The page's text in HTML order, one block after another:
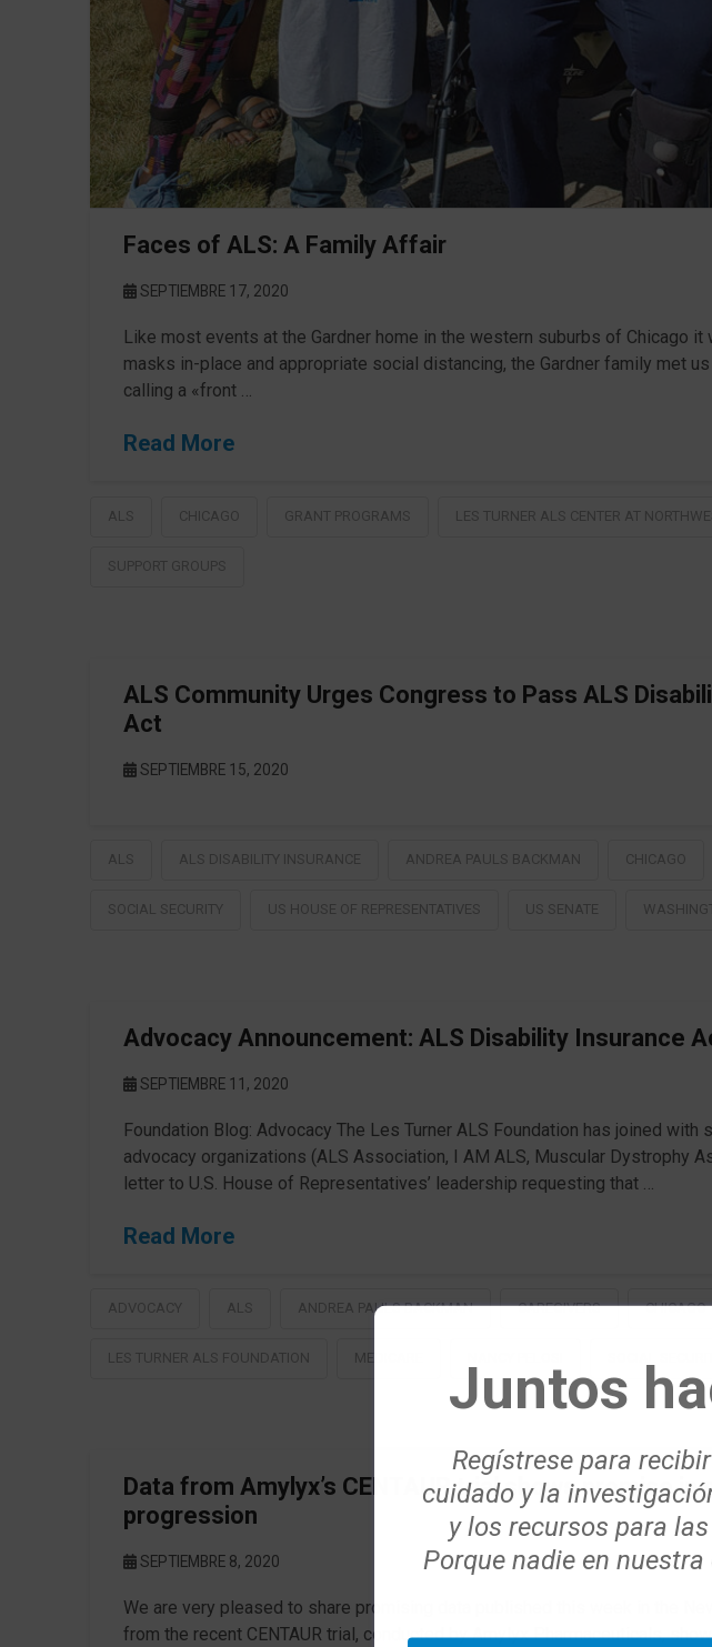
Faces of ALS: A Family Affair
SEPTIEMBRE 17, 2020
Like most events at the Gardner home in the western suburbs of Chicago
masks in-place and appropriate social distancing, the Gardner family met
calling a «front …
Read More
ALS CHICAGO GRANT PROGRAMS LES TURNER ALS CENTER AT
SUPPORT GROUPS
ALS Community Urges Congress to Pass ALS
Act
SEPTIEMBRE 15, 2020
ALS ALS DISABILITY INSURANCE ANDREA PAULS BACKMAN CHICAGO
SOCIAL SECURITY US HOUSE OF REPRESENTATIVES US SENATE
Advocacy Announcement: ALS Disability Insurance
SEPTIEMBRE 11, 2020
Foundation Blog: Advocacy The Les Turner ALS Foundation has joined with
advocacy organizations (ALS Association, I AM ALS, Muscular Dystrophy
letter to U.S. House of Representatives’ leadership requesting that …
Read More
ADVOCACY ALS ANDREA PAULS BACKMAN CAREGIVERS CHICAGO
LES TURNER ALS FOUNDATION MEDICARE
Data from Amylyx’s CENTAUR trial shows promise in
progression
SEPTIEMBRE 8, 2020
We are very pleased to share promising data published this week in the
from the recent CENTAUR trial, conducted by Amylyx Pharmaceuticals,
Juntos
Regístrese para
cuidado y la
y los recursos para
Porque nadie en